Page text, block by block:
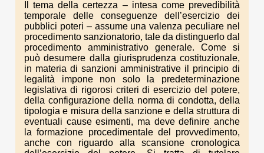
Il tema della certezza – intesa come prevedibilità
temporale delle conseguenze dell’esercizio dei
pubblici poteri – assume una valenza peculiare nel
procedimento sanzionatorio, tale da distinguerlo dal
procedimento amministrativo generale. Come si
può desumere dalla giurisprudenza costituzionale,
in materia di sanzioni amministrative il principio di
legalità impone non solo la predeterminazione
legislativa di rigorosi criteri di esercizio del potere,
della configurazione della norma di condotta, della
tipologia e misura della sanzione e della struttura di
eventuali cause esimenti, ma deve definire anche
la formazione procedimentale del provvedimento,
anche con riguardo alla scansione cronologica